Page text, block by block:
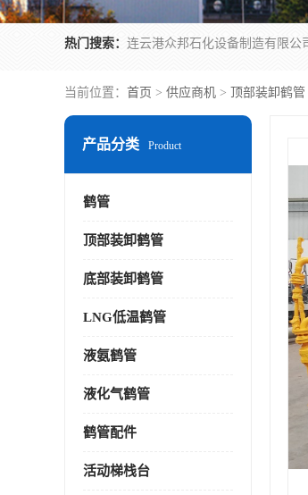
热门搜索：
当前位置： 首页 > 供应商机 > 顶部装卸鹤管
产品分类 Product
鹤管
顶部装卸鹤管
底部装卸鹤管
LNG低温鹤管
液氨鹤管
液化气鹤管
鹤管配件
活动梯栈台